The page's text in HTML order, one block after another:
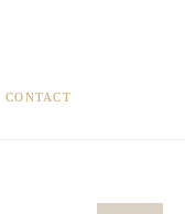
CONTACT